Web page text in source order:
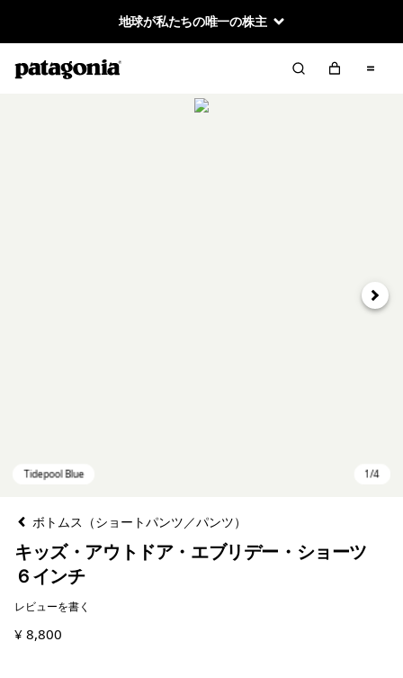
地球が私たちの唯一の株主
次へ
ボトムス（ショートパンツ／パンツ）
キッズ・アウトドア・エブリデー・ショーツ
６インチ
レビューを書く
¥ 8,800